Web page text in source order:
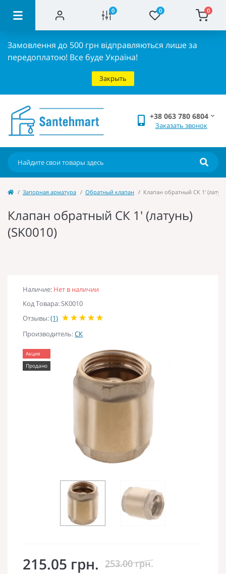
0 0 0
Замовлення до 500 грн відправляються лише за
передоплатою! Все буде Україна!
Закрыть
+38 063 780 6804
Заказать звонок
Запорная арматура Обратный клапан Клапан обратный СК 1'
Клапан обратный СК 1' (латунь)
(SK0010)
Наличие: Нет в наличии
Код Товара: SK0010
Отзывы:(1)
Производитель:СК
Акция
Продано
215.05 грн. 253.00 грн.